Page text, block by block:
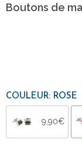
Boutons de
COULEUR: ROSE
9,90€